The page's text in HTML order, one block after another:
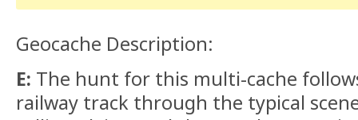
Geocache Description:
E: The hunt for this multi-cache
railway track through the typical